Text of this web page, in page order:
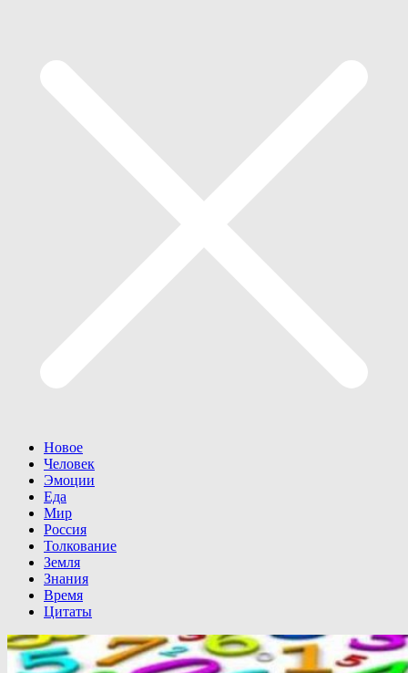
Новое
Человек
Эмоции
Еда
Мир
Россия
Толкование
Земля
Знания
Время
Цитаты